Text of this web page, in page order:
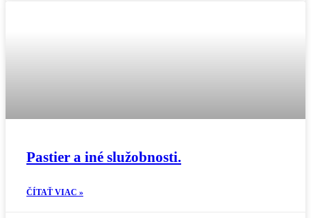
Pastier a iné služobnosti.
ČÍTAŤ VIAC »